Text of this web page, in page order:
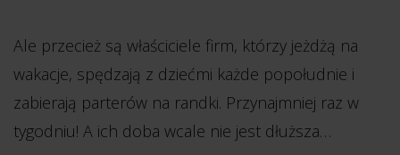
Ale przecież są właściciele firm, którzy jeżdżą na
wakacje, spędzają z dziećmi każde popołudnie i
zabierają parterów na randki. Przynajmniej raz w
tygodniu! A ich doba wcale nie jest dłuższa…